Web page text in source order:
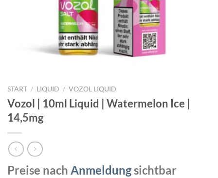
START / LIQUID / VOZOL LIQUID
Vozol | 10ml Liquid | Watermelon Ice |
14,5mg
Preise nach Anmeldungsichtbar